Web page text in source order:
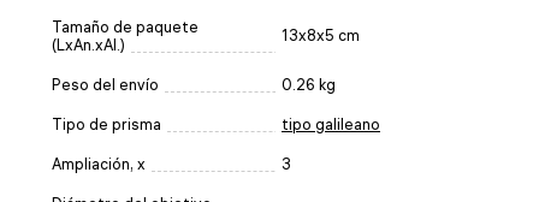
Tamaño de paquete
(LxAn.xAl.)
13x8x5 cm
Peso del envío 0.26 kg
Tipo de prisma tipo galileano
Ampliación, x 3